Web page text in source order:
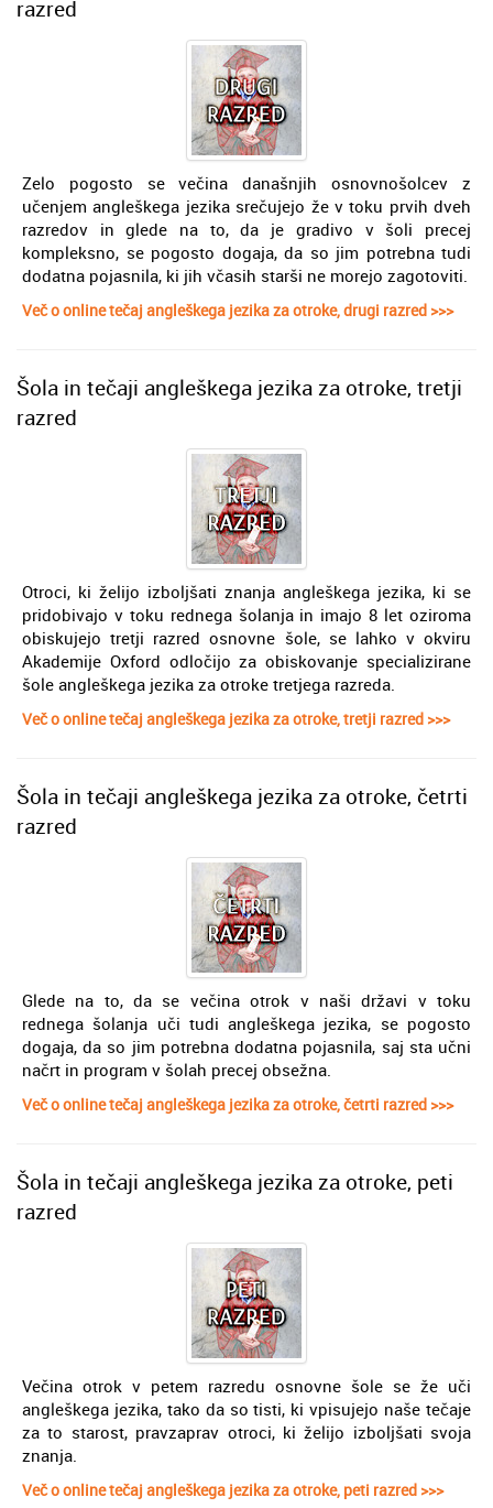
razred
Zelo pogosto se večina današnjih osnovnošolcev z
učenjem angleškega jezika srečujejo že v toku prvih dveh
razredov in glede na to, da je gradivo v šoli precej
kompleksno, se pogosto dogaja, da so jim potrebna tudi
dodatna pojasnila, ki jih včasih starši ne morejo zagotoviti.
Več o online tečaj angleškega jezika za otroke, drugi razred >>>
Šola in tečaji angleškega jezika za otroke, tretji
razred
Otroci, ki želijo izboljšati znanja angleškega jezika, ki se
pridobivajo v toku rednega šolanja in imajo 8 let oziroma
obiskujejo tretji razred osnovne šole, se lahko v okviru
Akademije Oxford odločijo za obiskovanje specializirane
šole angleškega jezika za otroke tretjega razreda.
Več o online tečaj angleškega jezika za otroke, tretji razred >>>
Šola in tečaji angleškega jezika za otroke, četrti
razred
Glede na to, da se večina otrok v naši državi v toku
rednega šolanja uči tudi angleškega jezika, se pogosto
dogaja, da so jim potrebna dodatna pojasnila, saj sta učni
načrt in program v šolah precej obsežna.
Več o online tečaj angleškega jezika za otroke, četrti razred >>>
Šola in tečaji angleškega jezika za otroke, peti
razred
Večina otrok v petem razredu osnovne šole se že uči
angleškega jezika, tako da so tisti, ki vpisujejo naše tečaje
za to starost, pravzaprav otroci, ki želijo izboljšati svoja
znanja.
Več o online tečaj angleškega jezika za otroke, peti razred >>>